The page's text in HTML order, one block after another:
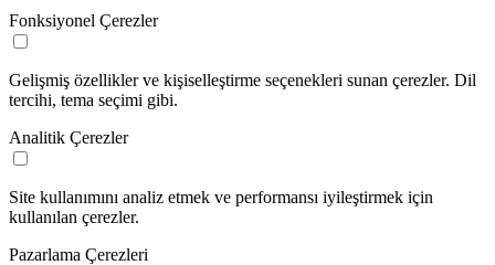
Fonksiyonel Çerezler
Gelişmiş özellikler ve kişiselleştirme seçenekleri sunan çerezler. Dil
tercihi, tema seçimi gibi.
Analitik Çerezler
Site kullanımını analiz etmek ve performansı iyileştirmek için
kullanılan çerezler.
Pazarlama Çerezleri